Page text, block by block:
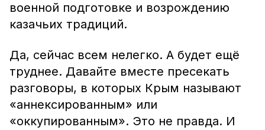
военной подготовке и возрождению
казачьих традиций.
Да, сейчас всем нелегко. А будет ещё
труднее. Давайте вместе пресекать
разговоры, в которых Крым называют
«аннексированным» или
«оккупированным». Это не правда. И